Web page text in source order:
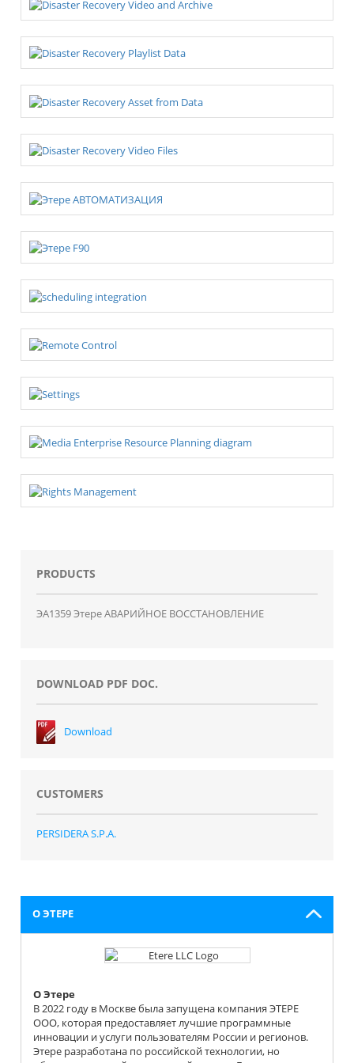
PRODUCTS
ЭA1359 Этере АВАРИЙНОЕ ВОССТАНОВЛЕНИЕ
DOWNLOAD PDF DOC.
Download
CUSTOMERS
PERSIDERA S.P.A.
О ЭТЕРЕ
О Этере
В 2022 году в Москве была запущена компания ЭТЕРЕ
OOO, которая предоставляет лучшие программные
инновации и услуги пользователям России и регионов.
Этере разработана по российской технологии, но